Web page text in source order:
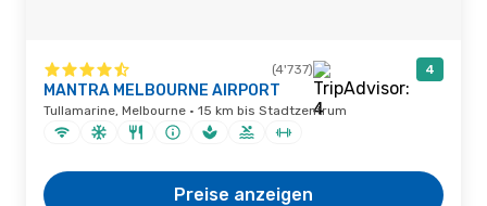
(4'737) 4
MANTRA MELBOURNE AIRPORT
Tullamarine, Melbourne · 15 km bis Stadtzentrum
Preise anzeigen